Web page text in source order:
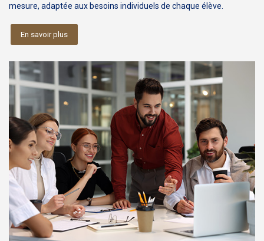
mesure, adaptée aux besoins individuels de chaque élève.
En savoir plus